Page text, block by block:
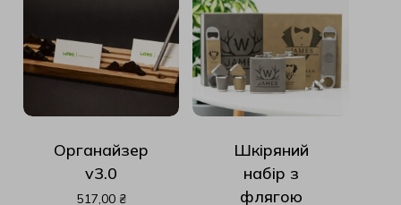
Органайзер
v3.0
517,00 ₴
Шкіряний
набір з
флягою